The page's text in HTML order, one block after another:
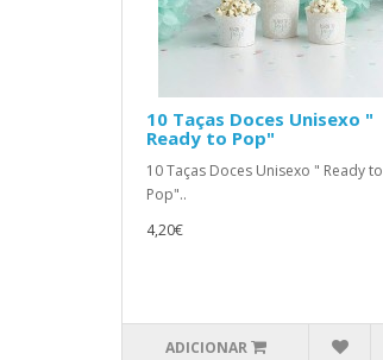
10 Taças Doces Unisexo "
Ready to Pop"
10 Taças Doces Unisexo " Ready to
Pop"..
4,20€
ADICIONAR